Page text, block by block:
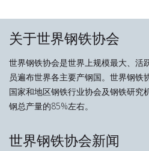
关于世界钢铁协会
世界钢铁协会是世界上规模最大、活
员遍布世界各主要产钢国。世界钢铁
国家和地区钢铁行业协会及钢铁研究
钢总产量的85%左右。
世界钢铁协会新闻